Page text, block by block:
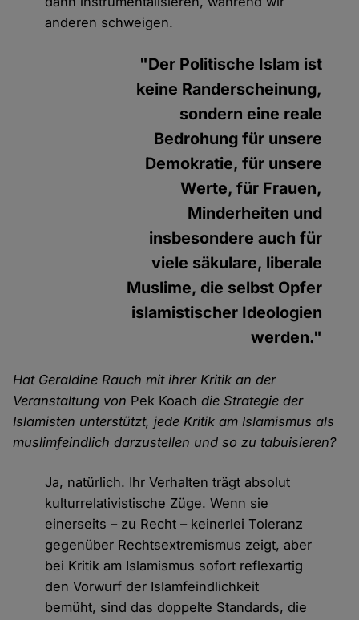
anderen schweigen.
"Der Politische Islam ist
keine Randerscheinung,
sondern eine reale
Bedrohung für unsere
Demokratie, für unsere
Werte, für Frauen,
Minderheiten und
insbesondere auch für
viele säkulare, liberale
Muslime, die selbst Opfer
islamistischer Ideologien
werden."
Hat Geraldine Rauch mit ihrer Kritik an der
Veranstaltung von Pek Koach die Strategie der
Islamisten unterstützt, jede Kritik am Islamismus als
muslimfeindlich darzustellen und so zu tabuisieren?
Ja, natürlich. Ihr Verhalten trägt absolut
kulturrelativistische Züge. Wenn sie
einerseits – zu Recht – keinerlei Toleranz
gegenüber Rechtsextremismus zeigt, aber
bei Kritik am Islamismus sofort reflexartig
den Vorwurf der Islamfeindlichkeit
bemüht, sind das doppelte Standards, die